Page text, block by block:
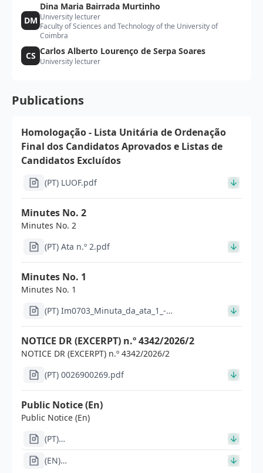
DM
Dina Maria Bairrada Murtinho
University lecturer
Faculty of Sciences and Technology of the University of
Coimbra
CS Carlos Alberto Lourenço de Serpa Soares
University lecturer
Publications
Homologação - Lista Unitária de Ordenação
Final dos Candidatos Aprovados e Listas de
Candidatos Excluídos
(PT) LUOF.pdf
Minutes No. 2
Minutes No. 2
(PT) Ata n.º 2.pdf
Minutes No. 1
Minutes No. 1
(PT) Im0703_Minuta_da_ata_1_-
(2).pdf
NOTICE DR (EXCERPT) n.º 4342/2026/2
NOTICE DR (EXCERPT) n.º 4342/2026/2
(PT) 0026900269.pdf
Public Notice (En)
Public Notice (En)
(PT)
(EN)